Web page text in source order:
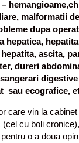
malformatii
dupa
hepatica,
ascita,
dureri
sau ecografice,
care vin la
cu boli
o a doua